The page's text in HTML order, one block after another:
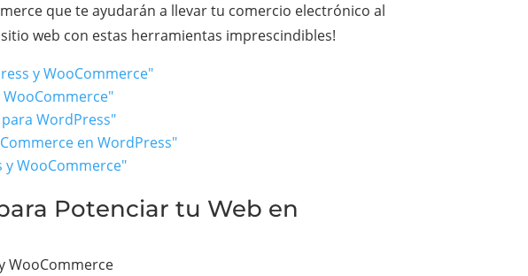
que te ayudarán a llevar tu comercio electrónico al
web con estas herramientas imprescindibles!
y WooCommerce"
WordPress"
en WordPress"
y WooCommerce"
Potenciar tu Web en
WooCommerce